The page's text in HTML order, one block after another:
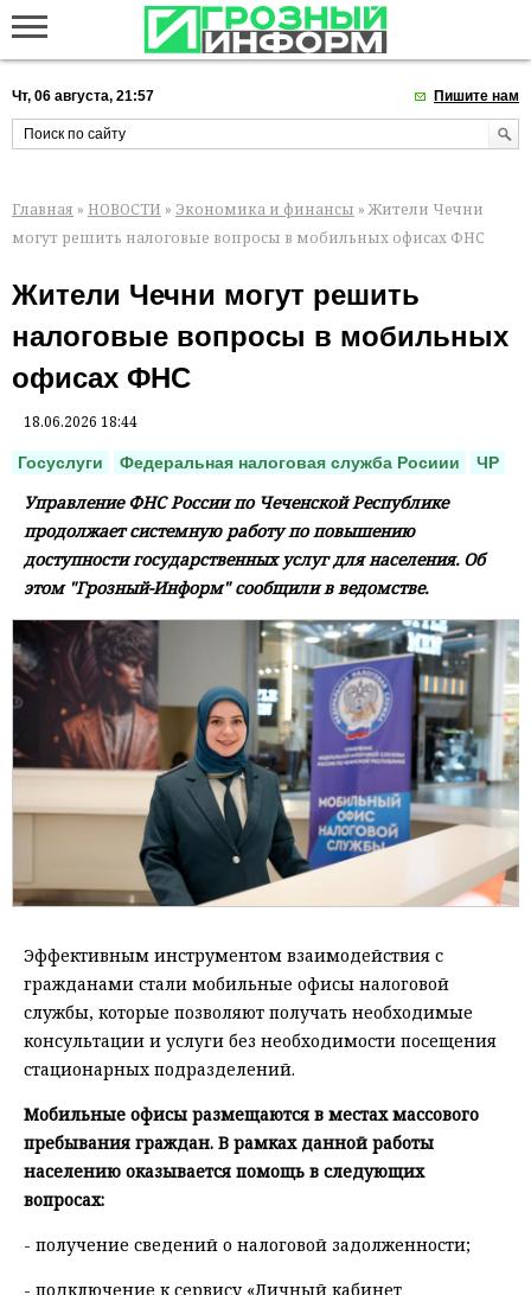
Чт, 06 августа, 21:57 Пишите нам
Главная » НОВОСТИ » Экономика и финансы » Жители Чечни
могут решить налоговые вопросы в мобильных офисах ФНС
Жители Чечни могут решить
налоговые вопросы в мобильных
офисах ФНС
18.06.2026 18:44
Госуслуги Федеральная налоговая служба Росиии ЧР
Управление ФНС России по Чеченской Республике
продолжает системную работу по повышению
доступности государственных услуг для населения. Об
этом "Грозный-Информ" сообщили в ведомстве.
Эффективным инструментом взаимодействия с
гражданами стали мобильные офисы налоговой
службы, которые позволяют получать необходимые
консультации и услуги без необходимости посещения
стационарных подразделений.
Мобильные офисы размещаются в местах массового
пребывания граждан. В рамках данной работы
населению оказывается помощь в следующих
вопросах:
- получение сведений о налоговой задолженности;
- подключение к сервису «Личный кабинет